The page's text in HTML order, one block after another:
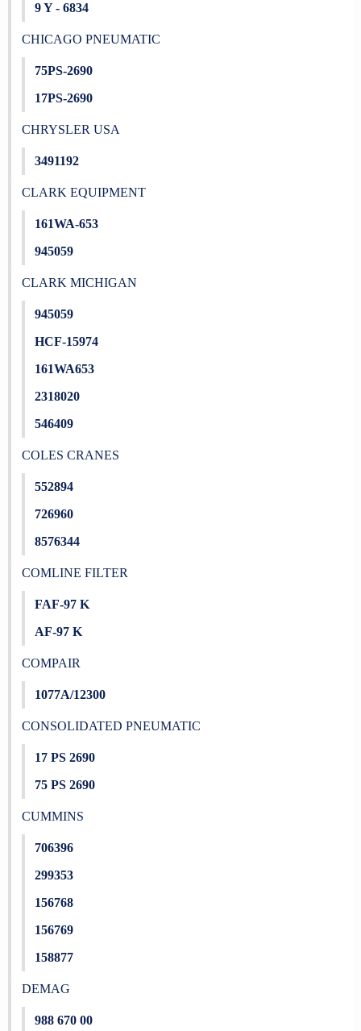
9 Y - 6834
CHICAGO PNEUMATIC
75PS-2690
17PS-2690
CHRYSLER USA
3491192
CLARK EQUIPMENT
161WA-653
945059
CLARK MICHIGAN
945059
HCF-15974
161WA653
2318020
546409
COLES CRANES
552894
726960
8576344
COMLINE FILTER
FAF-97 K
AF-97 K
COMPAIR
1077A/12300
CONSOLIDATED PNEUMATIC
17 PS 2690
75 PS 2690
CUMMINS
706396
299353
156768
156769
158877
DEMAG
988 670 00